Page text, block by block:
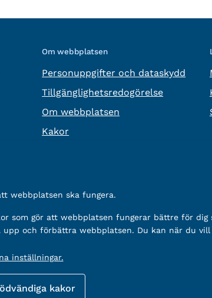
Om webbplatsen
Personuppgifter och dataskydd
Tillgänglighetsredogörelse
Om webbplatsen
Kakor
webbplatsen ska fungera.
som gör att webbplatsen fungerar bättre för dig
och förbättra webbplatsen. Du kan när du vill
inställningar.
kakor